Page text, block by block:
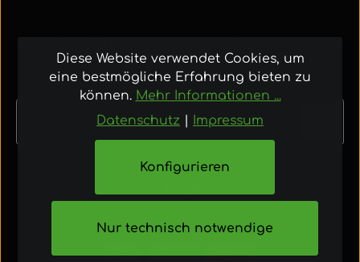
Newsletter, um rechtzeitig über neue Produkte und
Angebote informiert zu werden.
Ich habe die
Datenschutzbestimmungen
und bin mit ihnen einverstanden.
Die mit einem Stern (*) markierten Felder sind
Pflichtfelder.
Diese Website verwendet Cookies, um
eine bestmögliche Erfahrung bieten zu
können. Mehr Informationen ...
Datenschutz
Impressum
Nur technisch notwendige
Konfigurieren